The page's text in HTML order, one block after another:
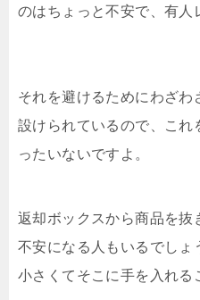
のはちょっと不安で、有
それを避けるためにわざ
設けられているので、これ
ったいないですよ。
返却ボックスから商品を抜
不安になる人もいるでしょ
小さくてそこに手を入れる